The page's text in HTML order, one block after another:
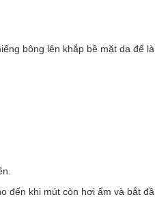
và an toàn với làn da, không
da. Sản phẩm phù hợp cho
bông lên khắp bề mặt da để
đến khi mút còn hơi ẩm và bắt